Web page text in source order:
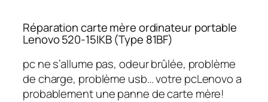
Réparation carte mère ordinateur portable
Lenovo 520-15IKB (Type 81BF)
pc ne s’allume pas, odeur brûlée, problème
de charge, problème usb… votre pcLenovo a
probablement une panne de carte mère!